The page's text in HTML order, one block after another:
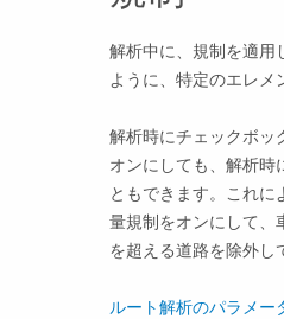
解析中に、規制を適用
ように、特定のエレ
解析時にチェックボッ
オンにしても、解析時
ともできます。これ
量規制をオンにして
を超える道路を除外し
ルート解析のパラメ